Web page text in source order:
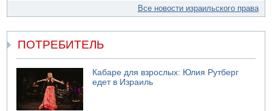
Все новости израильского права
ПОТРЕБИТЕЛЬ
Кабаре для взрослых: Юлия Рутберг
едет в Израиль